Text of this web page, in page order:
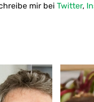
mir bei Twitter,